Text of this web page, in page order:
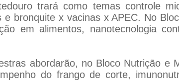
trará como temas controle
bronquite x vacinas x APEC. No
em alimentos, nanotecnologia
abordarão, no Bloco Nutrição e
do frango de corte,